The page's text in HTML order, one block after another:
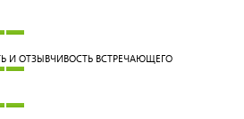
И ОТЗЫВЧИВОСТЬ ВСТРЕЧАЮЩЕГО